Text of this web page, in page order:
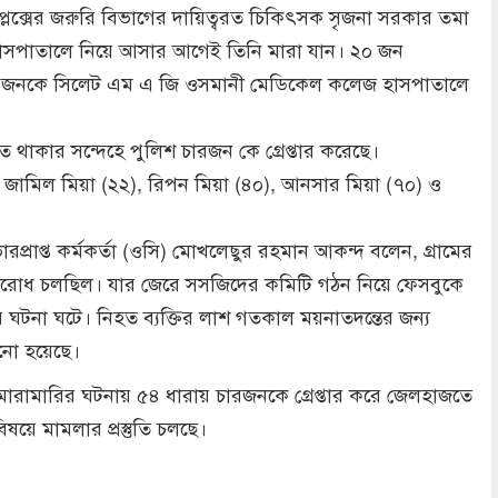
জরুরি বিভাগের দায়িত্বরত চিকিৎসক সৃজনা সরকার তমা
নিয়ে আসার আগেই তিনি মারা যান। ২০ জন
সিলেট এম এ জি ওসমানী মেডিকেল কলেজ হাসপাতালে
থাকার সন্দেহে পুলিশ চারজন কে গ্রেপ্তার করেছে।
জামিল মিয়া (২২), রিপন মিয়া (৪০), আনসার মিয়া (৭০) ও
কর্মকর্তা (ওসি) মোখলেছুর রহমান আকন্দ বলেন, গ্রামের
চলছিল। যার জেরে সসজিদের কমিটি গঠন নিয়ে ফেসবুকে
ঘটনা ঘটে। নিহত ব্যক্তির লাশ গতকাল ময়নাতদন্তের জন্য
হয়েছে।
ঘটনায় ৫৪ ধারায় চারজনকে গ্রেপ্তার করে জেলহাজতে
মামলার প্রস্তুতি চলছে।